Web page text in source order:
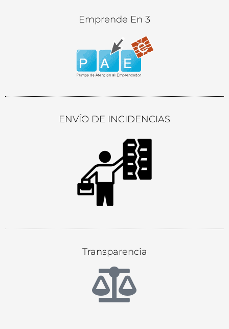
Emprende En 3
ENVÍO DE INCIDENCIAS
Transparencia